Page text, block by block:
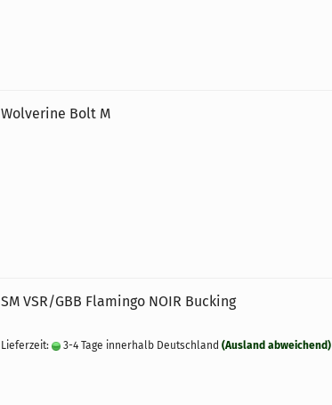
Wolverine Bolt M
SM VSR/GBB Flamingo NOIR Bucking
Lieferzeit: 3-4 Tage innerhalb Deutschland (Ausland abweichend)